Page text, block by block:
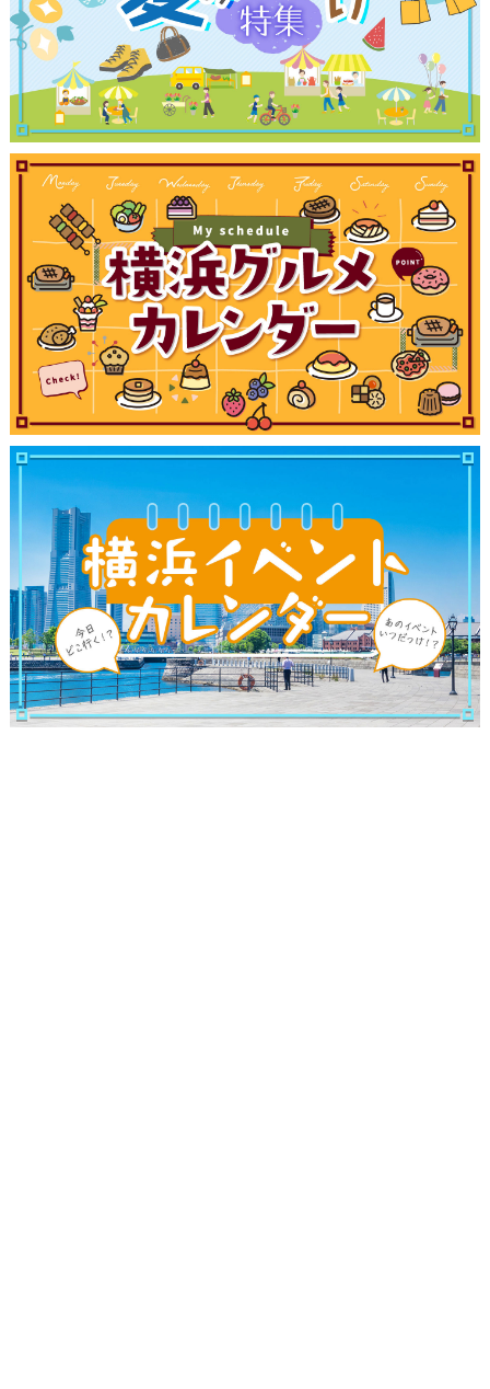
観光ガイド
ランキング
ブログ記事
サイトについて